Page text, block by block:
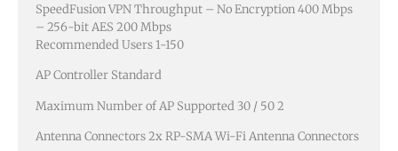
SpeedFusion VPN Throughput – No Encryption 400 Mbps
– 256-bit AES 200 Mbps
Recommended Users 1-150
AP Controller Standard
Maximum Number of AP Supported 30 / 50 2
Antenna Connectors 2x RP-SMA Wi-Fi Antenna Connectors